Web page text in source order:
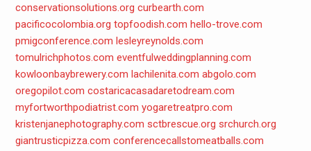
conservationsolutions.org curbearth.com
pacificocolombia.org topfoodish.com hello-trove.com
pmigconference.com lesleyreynolds.com
tomulrichphotos.com eventfulweddingplanning.com
kowloonbaybrewery.com lachilenita.com abgolo.com
oregopilot.com costaricacasadaretodream.com
myfortworthpodiatrist.com yogaretreatpro.com
kristenjanephotography.com sctbrescue.org srchurch.org
giantrusticpizza.com conferencecallstomeatballs.com